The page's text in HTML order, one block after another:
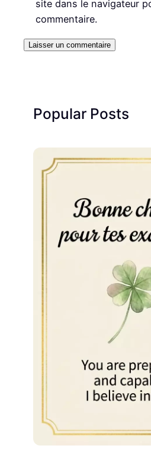
site dans le navigateur
commentaire.
Popular Posts